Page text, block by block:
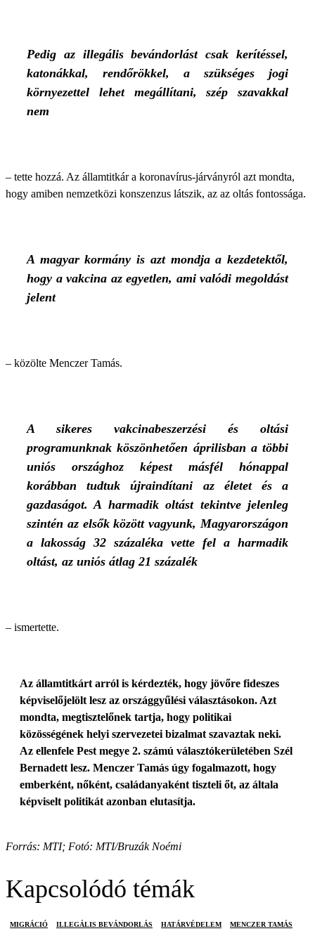
Pedig az illegális bevándorlást csak kerítéssel,
katonákkal, rendőrökkel, a szükséges jogi
környezettel lehet megállítani, szép szavakkal
nem
– tette hozzá. Az államtitkár a koronavírus-járványról azt mondta,
hogy amiben nemzetközi konszenzus látszik, az az oltás fontossága.
A magyar kormány is azt mondja a kezdetektől,
hogy a vakcina az egyetlen, ami valódi megoldást
jelent
– közölte Menczer Tamás.
A sikeres vakcinabeszerzési és oltási
programunknak köszönhetően áprilisban a többi
uniós országhoz képest másfél hónappal
korábban tudtuk újraindítani az életet és a
gazdaságot. A harmadik oltást tekintve jelenleg
szintén az elsők között vagyunk, Magyarországon
a lakosság 32 százaléka vette fel a harmadik
oltást, az uniós átlag 21 százalék
– ismertette.
Az államtitkárt arról is kérdezték, hogy jövőre fideszes
képviselőjelölt lesz az országgyűlési választásokon. Azt
mondta, megtisztelőnek tartja, hogy politikai
közösségének helyi szervezetei bizalmat szavaztak neki.
Az ellenfele Pest megye 2. számú választókerületében Szél
Bernadett lesz. Menczer Tamás úgy fogalmazott, hogy
emberként, nőként, családanyaként tiszteli őt, az általa
képviselt politikát azonban elutasítja.
Forrás: MTI; Fotó: MTI/Bruzák Noémi
Kapcsolódó témák
MIGRÁCIÓ ILLEGÁLIS BEVÁNDORLÁS HATÁRVÉDELEM MENCZER TAMÁS